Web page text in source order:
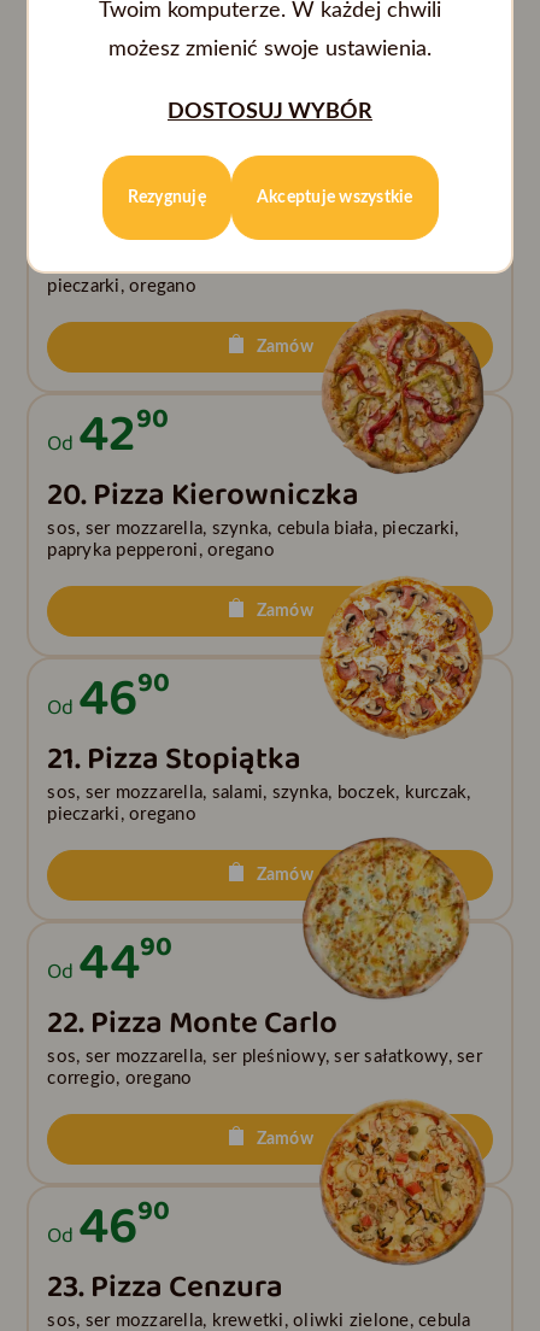
wędzony, oregano
4290
19. Pizza Fajrant
pieczarki, oregano
Zamów
Od 4290
20. Pizza Kierowniczka
sos, ser mozzarella, szynka, cebula biała, pieczarki,
papryka pepperoni, oregano
Zamów
Od 4690
21. Pizza Stopiątka
sos, ser mozzarella, salami, szynka, boczek, kurczak,
pieczarki, oregano
Zamów
Od 4490
22. Pizza Monte Carlo
sos, ser mozzarella, ser pleśniowy, ser sałatkowy, ser
corregio, oregano
Zamów
Od 4690
23. Pizza Cenzura
sos, ser mozzarella, krewetki, oliwki zielone, cebula
Twoim komputerze. W każdej chwili
możesz zmienić swoje ustawienia.
DOSTOSUJ WYBÓR
Rezygnuję Akceptuje wszystkie